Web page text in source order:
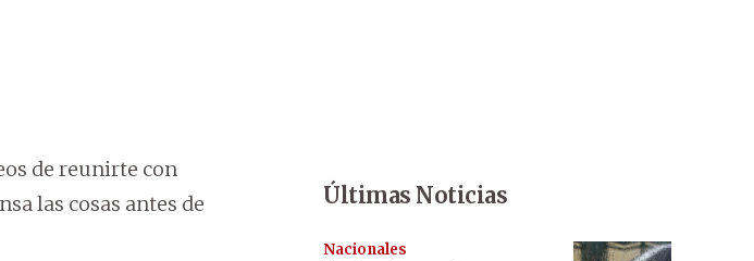
de reunirte con
las cosas antes de
Últimas Noticias
Nacionales